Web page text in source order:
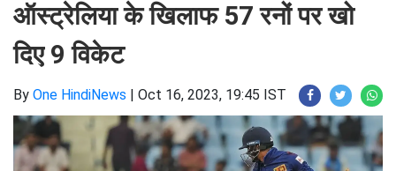
ऑस्ट्रेलिया के खिलाफ 57 रनों पर खो
दिए 9 विकेट
By One HindiNews | Oct 16, 2023, 19:45 IST